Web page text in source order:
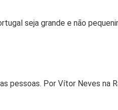
seja grande e não
pessoas. Por Vítor Neves na